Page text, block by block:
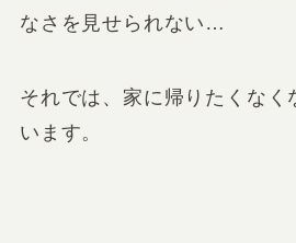
なさを見せられない…
それでは、家に帰りたくなく
います。